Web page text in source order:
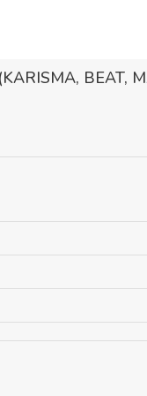
BEAT,